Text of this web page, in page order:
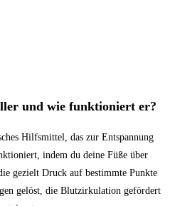
und ‌wie funktioniert ‌er?
Hilfsmittel, das zur Entspannung
indem ⁤du deine Füße über
gezielt ⁤Druck auf bestimmte ‍Punkte
gelöst, die Blutzirkulation gefördert